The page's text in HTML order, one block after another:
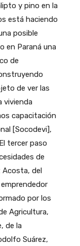
y pino en la
está haciendo
posible
en Paraná una
de
de ver las
vivienda
capacitación
[Socodevi],
tercer paso
de
Acosta, del
por los
Agricultura,
de la
Suárez,